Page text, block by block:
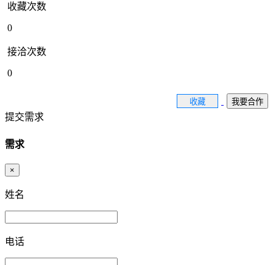
收藏次数
0
接洽次数
0
收藏 我要合作
提交需求
需求
×
姓名
电话